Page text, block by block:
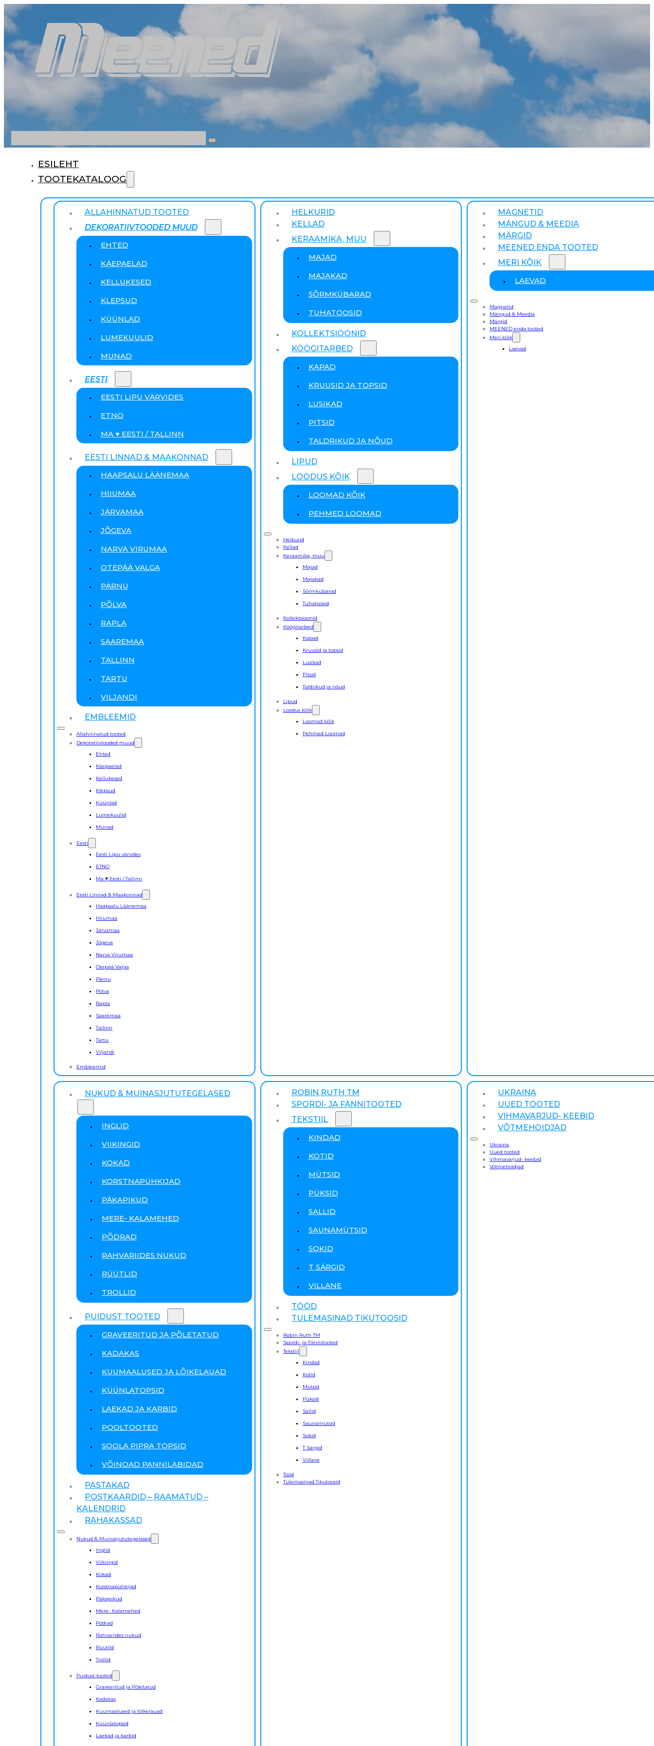
ESILEHT
TOOTEKATALOOG
ALLAHINNATUD TOOTED
DEKORATIIVTOODED MUUD
EHTED
KÄEPAELAD
KELLUKESED
KLEPSUD
KÜÜNLAD
LUMEKUULID
MUNAD
EESTI
EESTI LIPU VÄRVIDES
ETNO
MA ♥ EESTI / TALLINN
EESTI LINNAD & MAAKONNAD
HAAPSALU LÄÄNEMAA
HIIUMAA
JÄRVAMAA
JÕGEVA
NARVA VIRUMAA
OTEPÄÄ VALGA
PÄRNU
PÕLVA
RAPLA
SAAREMAA
TALLINN
TARTU
VILJANDI
EMBLEEMID
Allahinnatud tooted
Dekoratiivtooded muud
Ehted
Käepaelad
Kellukesed
Klepsud
Küünlad
Lumekuulid
Munad
Eesti
Eesti Lipu värvides
ETNO
Ma ♥ Eesti / Tallinn
Eesti Linnad & Maakonnad
Haapsalu Läänemaa
Hiiumaa
Järvamaa
Jõgeva
Narva Virumaa
Otepää Valga
Pärnu
Põlva
Rapla
Saaremaa
Tallinn
Tartu
Viljandi
Embleemid
HELKURID
KELLAD
KERAAMIKA, MUU
MAJAD
MAJAKAD
SÕRMKÜBARAD
TUHATOOSID
KOLLEKTSIOONID
KÖÖGITARBED
KAPAD
KRUUSID JA TOPSID
LUSIKAD
PITSID
TALDRIKUD JA NÕUD
LIPUD
LOODUS KÕIK
LOOMAD KÕIK
PEHMED LOOMAD
Helkurid
Kellad
Keraamika, muu
Majad
Majakad
Sõrmkübarad
Tuhatoosid
Kollektsioonid
Köögitarbed
Kapad
Kruusid ja topsid
Lusikad
Pitsid
Taldrikud ja nõud
Lipud
Loodus kõik
Loomad kõik
Pehmed Loomad
MAGNETID
MÄNGUD & MEEDIA
MÄRGID
MEENED ENDA TOOTED
MERI KÕIK
LAEVAD
Magnetid
Mängud & Meedia
Märgid
MEENED enda tooted
Meri kõik
Laevad
NUKUD & MUINASJUTUTEGELASED
INGLID
VIIKINGID
KOKAD
KORSTNAPÜHKIJAD
PÄKAPIKUD
MERE- KALAMEHED
PÕDRAD
RAHVARIIDES NUKUD
RÜÜTLID
TROLLID
PUIDUST TOOTED
GRAVEERITUD JA PÕLETATUD
KADAKAS
KUUMAALUSED JA LÕIKELAUAD
KÜÜNLATOPSID
LAEKAD JA KARBID
POOLTOOTED
SOOLA PIPRA TOPSID
VÕINOAD PANNILABIDAD
PASTAKAD
POSTKAARDID – RAAMATUD –
KALENDRID
RAHAKASSAD
Nukud & Muinasjututegelased
Inglid
Viikingid
Kokad
Korstnapühkijad
Päkapikud
Mere- Kalamehed
Põdrad
Rahvariides nukud
Rüütlid
Trollid
Puidust tooted
Graveeritud ja Põletatud
Kadakas
Kuumaalused ja lõikelauad
Küünlatopsid
Laekad ja karbid
ROBIN RUTH TM
SPORDI- JA FÄNNITOOTED
TEKSTIIL
KINDAD
KOTID
MÜTSID
PÜKSID
SALLID
SAUNAMÜTSID
SOKID
T SÄRGID
VILLANE
TÖÖD
TULEMASINAD TIKUTOOSID
Robin Ruth TM
Spordi- ja Fännitooted
Tekstiil
Kindad
Kotid
Mütsid
Püksid
Sallid
Saunamütsid
Sokid
T Särgid
Villane
Tööd
Tulemasinad Tikutoosid
UKRAINA
UUED TOOTED
VIHMAVARJUD- KEEBID
VÕTMEHOIDJAD
Ukraina
Uued tooted
Vihmavarjud- keebid
Võtmehoidjad